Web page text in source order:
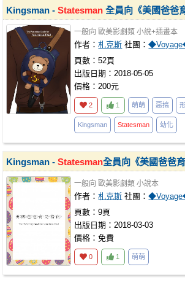
Kingsman -Statesman 全員向《美國爸爸
一般向 歐美影劇類 小說+插畫本
作者：札克斯 社團：
頁數：52頁
出版日期：2018-05-05
價格：200元
2 1 萌萌 惡搞
Kingsman Statesman 幼化
Kingsman -Statesman全員向《美國爸爸
一般向 歐美影劇類 小說本
作者：札克斯 社團：
頁數：9頁
出版日期：2018-03-03
價格：免費
0 1 萌萌